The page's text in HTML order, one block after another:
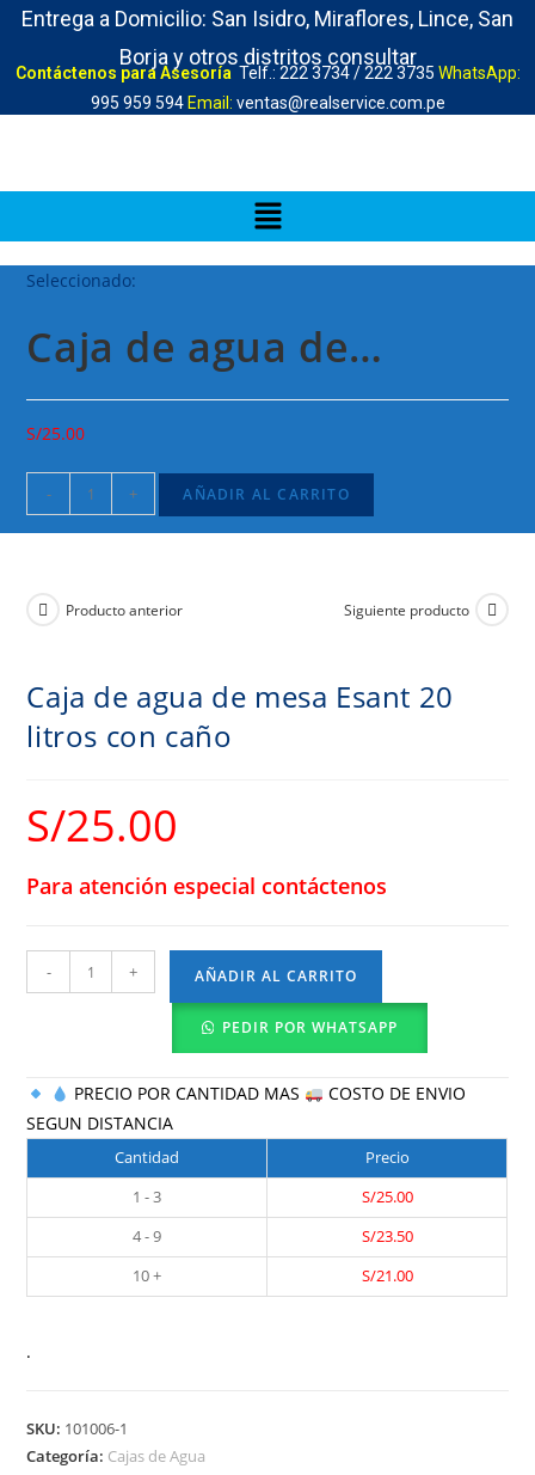
Entrega a Domicilio: San Isidro, Miraflores, Lince, San
Borja y otros distritos consultar
Contáctenos para Asesoría Telf.: 222 3734 / 222 3735 WhatsApp:
995 959 594 Email: ventas@realservice.com.pe
Seleccionado:
Caja de agua de…
S/25.00
- + AÑADIR AL CARRITO
Producto anterior Siguiente producto
Caja de agua de mesa Esant 20
litros con caño
S/25.00
Para atención especial contáctenos
- + AÑADIR AL CARRITO
PEDIR POR WHATSAPP
PRECIO POR CANTIDAD MAS
COSTO DE ENVIO
SEGUN DISTANCIA
Cantidad
Precio
1 - 3
S/25.00
4 - 9
S/23.50
10 +
S/21.00
.
SKU: 101006-1
Categoría: Cajas de Agua